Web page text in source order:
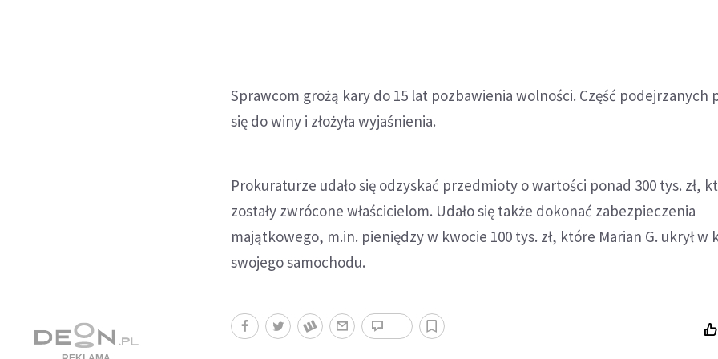
Sprawcom grożą kary do 15 lat pozbawienia wolności. Część podejrzanych
się do winy i złożyła wyjaśnienia.
Prokuraturze udało się odzyskać przedmioty o wartości ponad 300 tys. zł,
zostały zwrócone właścicielom. Udało się także dokonać zabezpieczenia
majątkowego, m.in. pieniędzy w kwocie 100 tys. zł, które Marian G. ukrył w
swojego samochodu.